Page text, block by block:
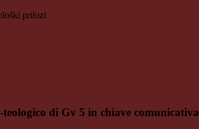
prilozi
di Gv 5 in chiave comunicativa